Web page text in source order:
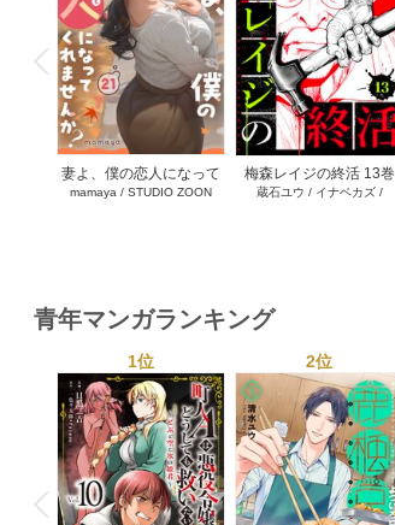
P
r
e
v
i
o
u
s
妻よ、僕の恋人になって
くれませんか？ 21巻
mamaya / STUDIO ZOON
梅森レイジの終活 13巻
蔵石ユウ / イナベカズ/
青年マンガランキング
P
r
e
v
i
o
u
s
1位 2位